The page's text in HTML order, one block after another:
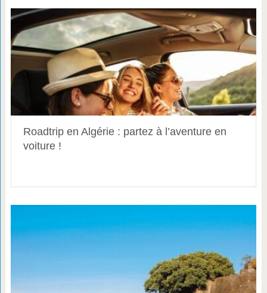
Roadtrip en Algérie : partez à l’aventure en
voiture !